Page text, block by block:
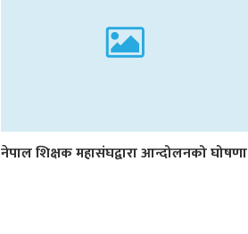
नेपाल शिक्षक महासंघद्वारा आन्दोलनको घोषणा